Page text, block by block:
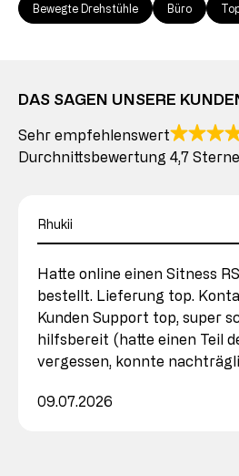
Bewegte Drehstühle Büro
DAS SAGEN UNSERE
Sehr empfehlenswert
Durchnittsbewertung 4,7 Sterne
Rhukii
Hatte online einen Sitness
bestellt. Lieferung top.
Kunden Support top, super
hilfsbereit (hatte einen Teil
vergessen, konnte
09.07.2026